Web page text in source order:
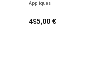
Appliques
495,00 €